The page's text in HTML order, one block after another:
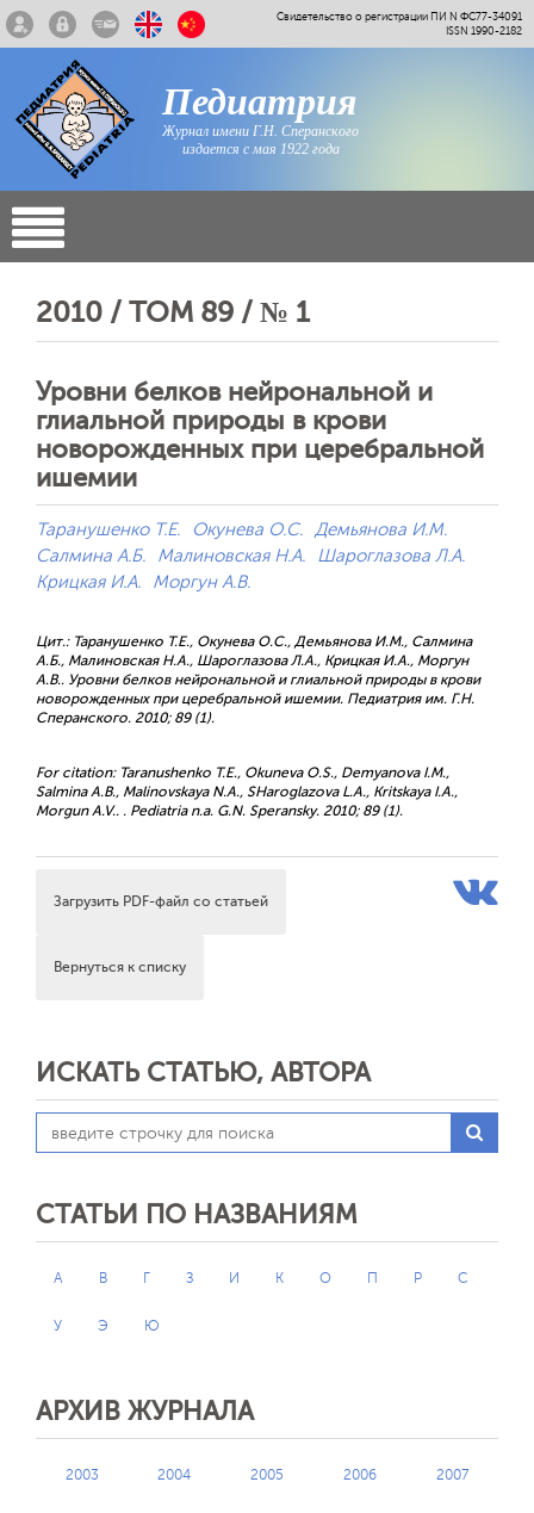
Свидетельство о регистрации ПИ N ФС77-34091
ISSN 1990-2182
Педиатрия
Журнал имени Г.Н. Сперанского
издается с мая 1922 года
2010 / ТОМ 89 / № 1
Уровни белков нейрональной и
глиальной природы в крови
новорожденных при церебральной
ишемии
Таранушенко Т.Е. Окунева О.С. Демьянова И.М.
Салмина А.Б.
Малиновская Н.А.
Шароглазова Л.А.
Крицкая И.А.
Моргун А.В.
Цит.: Таранушенко Т.Е., Окунева О.С., Демьянова И.М., Салмина
А.Б., Малиновская Н.А., Шароглазова Л.А., Крицкая И.А., Моргун
А.В.. Уровни белков нейрональной и глиальной природы в крови
новорожденных при церебральной ишемии. Педиатрия им. Г.Н.
Сперанского. 2010; 89 (1).
For citation: Taranushenko T.E., Okuneva O.S., Demyanova I.M.,
Salmina A.B., Malinovskaya N.A., SHaroglazova L.A., Kritskaya I.A.,
Morgun A.V.. . Pediatria n.a. G.N. Speransky. 2010; 89 (1).
Загрузить PDF-файл со статьей
Вернуться к списку
ИСКАТЬ СТАТЬЮ, АВТОРА
СТАТЬИ ПО НАЗВАНИЯМ
А В Г З И К О П Р С
У Э Ю
АРХИВ ЖУРНАЛА
2003 2004 2005 2006 2007